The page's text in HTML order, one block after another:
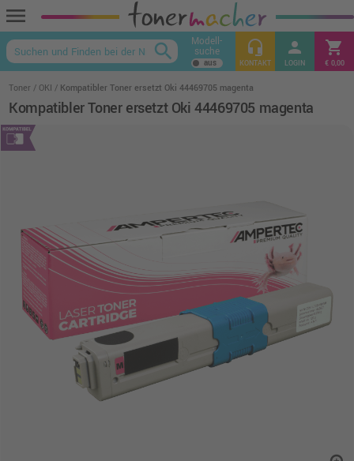
menu
keyboard_arrow_up
search Modell-
suche headset_mic
KONTAKT
person
LOGIN
shopping_cart
€ 0,00
Toner OKI Kompatibler Toner ersetzt Oki 44469705 magenta
Kompatibler Toner ersetzt Oki 44469705 magenta